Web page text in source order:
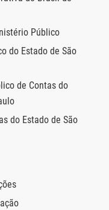
Público
do Estado de São
de Contas do
do Estado de São